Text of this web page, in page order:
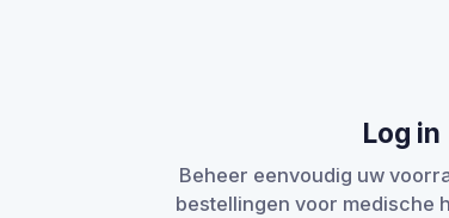
Log in
Beheer eenvoudig uw
bestellingen voor medische